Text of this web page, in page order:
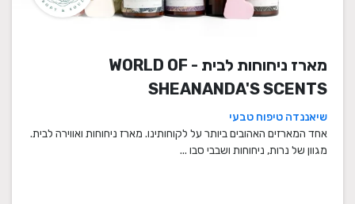
מארז ניחוחות לבית - WORLD OF
SHEANANDA'S SCENTS
שיאננדה טיפוח טבעי
אחד המארזים האהובים ביותר על לקוחותינו. מארז ניחוחות ואווירה לבית.
מגוון של נרות, ניחוחות ושבבי סבו ...